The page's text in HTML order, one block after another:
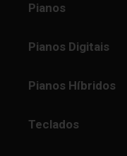
Pianos
Pianos Digitais
Pianos Híbridos
Teclados